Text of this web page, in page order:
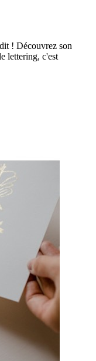
! Découvrez son
lettering, c'est